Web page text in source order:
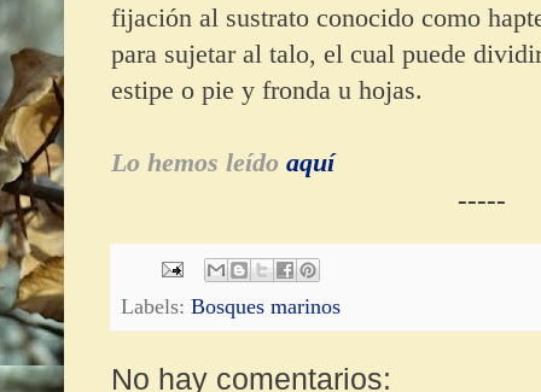
fijación al sustrato conocido como
para sujetar al talo, el cual puede
estipe o pie y fronda u hojas.
Lo hemos leídoaquí
-----
Labels:Bosques marinos
No hay comentarios: